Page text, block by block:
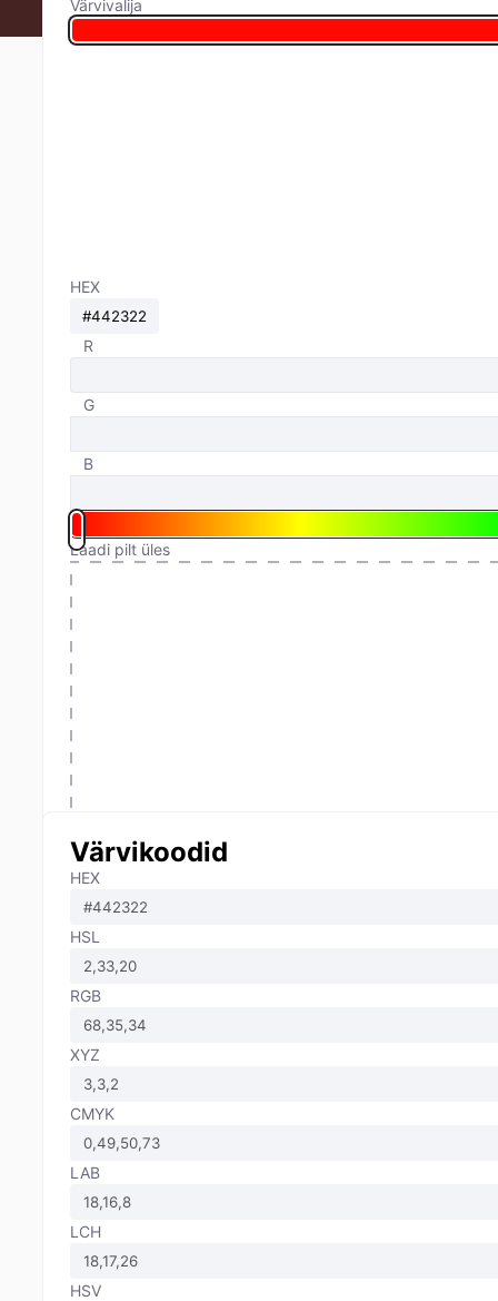
Värvivalija
HEX
R
G
B
Laadi pilt üles
Värvikoodid
HEX
HSL
RGB
XYZ
CMYK
LAB
LCH
HSV